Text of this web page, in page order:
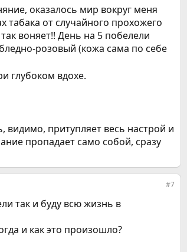
оказалось мир вокруг меня
табака от случайного прохожего
воняет!! День на 5 побелели
розовый (кожа сама по себе
глубоком вдохе.
видимо, притупляет весь настрой и
пропадает само собой, сразу
#7
так и буду всю жизнь в
и как это произошло?